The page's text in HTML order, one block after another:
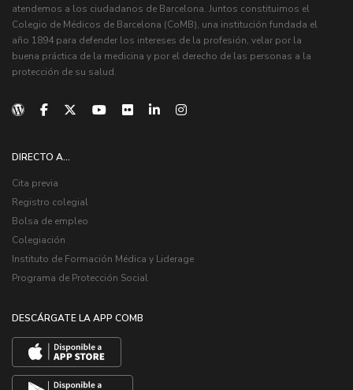
atendemos a los ciudadanos de Barcelona. Juntos constituimos el
Colegio de Médicos de Barcelona (CoMB), una institución fundada el
año 1894 para defender los intereses de la profesión, velar por la
buena práctica de la medicina y por el derecho de las personas a la
protección de su salud.
DIRECTO A...
Cita previa
Registro colegial
Bolsa de empleo
Colegiación
Instituto de Formación Médica y Liderage
Programa de Protección Social
DESCÁRGATE LA APP COMB